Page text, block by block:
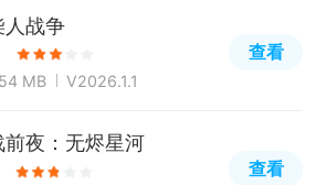
人战争
MB V2026.1.1
查看
前夜：无烬星河
查看